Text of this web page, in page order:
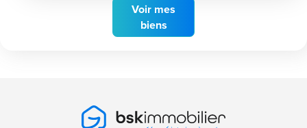
Voir mes
biens